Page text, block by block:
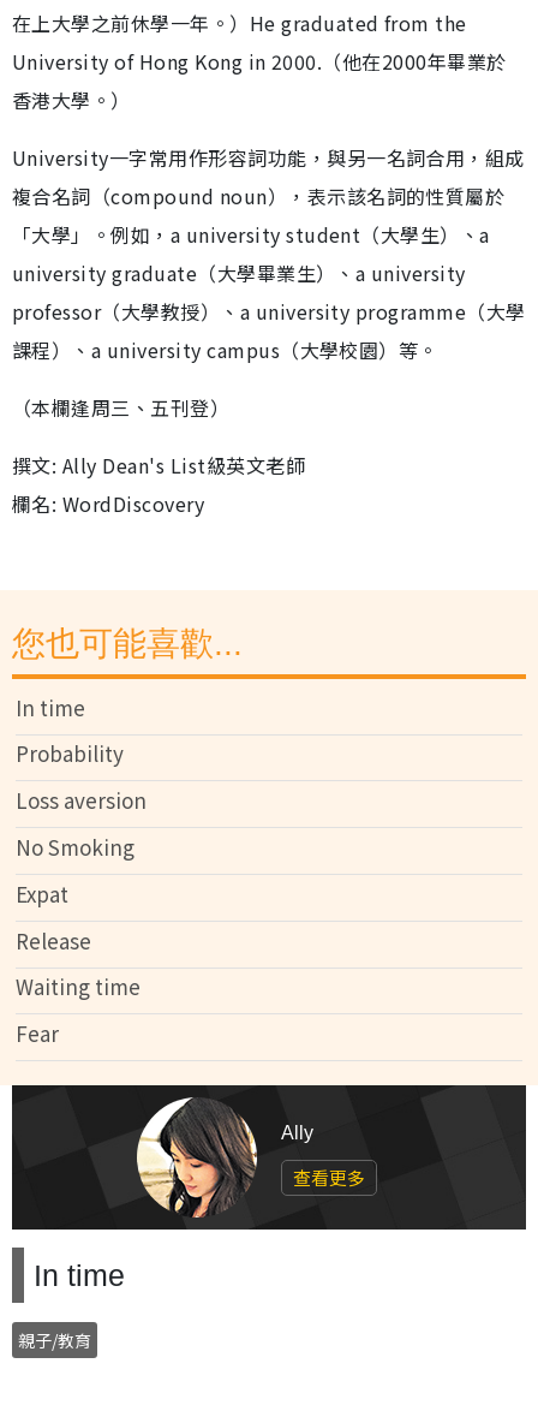
在上大學之前休學一年。）He graduated from the
University of Hong Kong in 2000.（他在2000年畢業於
香港大學。）
University一字常用作形容詞功能，與另一名詞合用，組成
複合名詞（compound noun），表示該名詞的性質屬於
「大學」。例如，a university student（大學生）、a
university graduate（大學畢業生）、a university
professor（大學教授）、a university programme（大學
課程）、a university campus（大學校園）等。
（本欄逢周三、五刊登）
撰文: Ally Dean's List級英文老師
欄名: WordDiscovery
您也可能喜歡...
In time
Probability
Loss aversion
No Smoking
Expat
Release
Waiting time
Fear
Ally
查看更多
In time
親子/教育